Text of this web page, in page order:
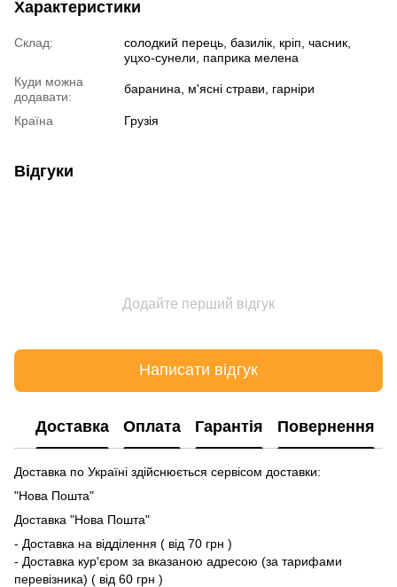
Характеристики
Склад:
солодкий перець, базилік, кріп, часник,
уцхо-сунели, паприка мелена
Куди можна
додавати:
баранина, м'ясні страви, гарніри
Країна Грузія
Відгуки
Додайте перший відгук
Написати відгук
Доставка Оплата Гарантія Повернення
Доставка по Україні здійснюється сервісом доставки:
"Нова Пошта"
Доставка "Нова Пошта"
- Доставка на відділення ( від 70 грн )
- Доставка кур'єром за вказаною адресою (за тарифами
перевізника) ( від 60 грн )